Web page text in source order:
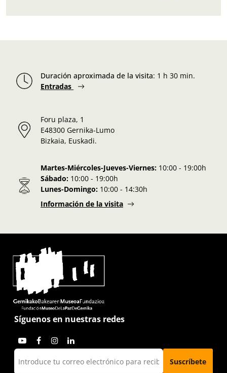
Duración aproximada de la visita: 1 h 30 min.
Entradas
Foru plaza, 1
E48300 Gernika-Lumo
Bizkaia, Euskadi.
Martes-Miércoles-Jueves-Viernes: 10:00 - 19:00h
Sábado: 10:00 - 19:00h
Lunes-Domingo: 10:00 - 14:30h
Información de la visita
Síguenos en nuestras redes